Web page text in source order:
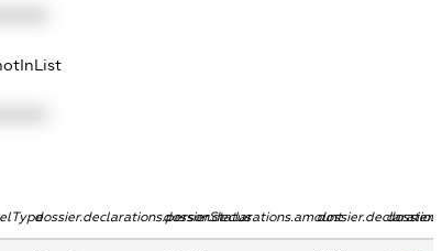
dossier.declarations.personStatusdossier.declarations.amount